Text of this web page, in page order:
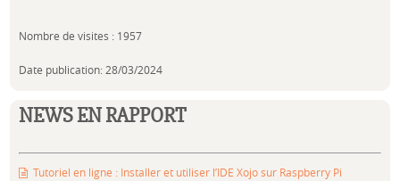
Nombre de visites : 1957
Date publication: 28/03/2024
NEWS EN RAPPORT
Tutoriel en ligne : Installer et utiliser l’IDE Xojo sur Raspberry Pi